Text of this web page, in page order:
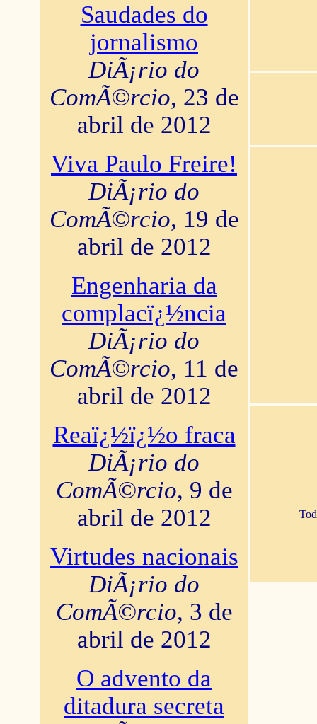
Saudades do
jornalismo
DiÃ¡rio do
ComÃ©rcio, 23 de
abril de 2012
Viva Paulo Freire!
DiÃ¡rio do
ComÃ©rcio, 19 de
abril de 2012
Engenharia da
complacï¿½ncia
DiÃ¡rio do
ComÃ©rcio, 11 de
abril de 2012
Reaï¿½ï¿½o fraca
DiÃ¡rio do
ComÃ©rcio, 9 de
abril de 2012
Virtudes nacionais
DiÃ¡rio do
ComÃ©rcio, 3 de
abril de 2012
O advento da
ditadura secreta